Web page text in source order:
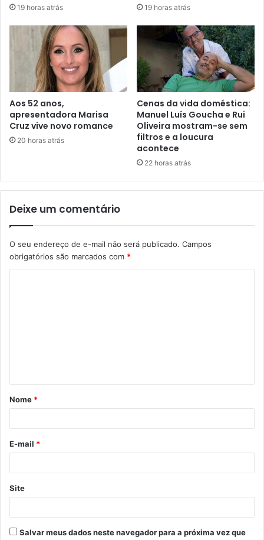
19 horas atrás 19 horas atrás
Aos 52 anos,
apresentadora Marisa
Cruz vive novo romance
20 horas atrás
Cenas da vida doméstica:
Manuel Luís Goucha e Rui
Oliveira mostram-se sem
filtros e a loucura
acontece
22 horas atrás
Deixe um comentário
O seu endereço de e-mail não será publicado. Campos
obrigatórios são marcados com *
á
r
*
Nome *
E-mail *
Site
Salvar meus dados neste navegador para a próxima vez que